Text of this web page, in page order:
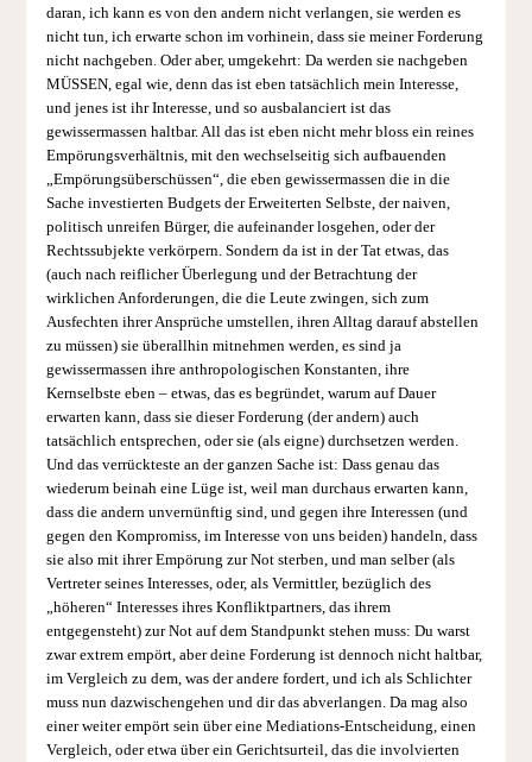
daran, ich kann es von den andern nicht verlangen, sie werden es
nicht tun, ich erwarte schon im vorhinein, dass sie meiner Forderung
nicht nachgeben. Oder aber, umgekehrt: Da werden sie nachgeben
MÜSSEN, egal wie, denn das ist eben tatsächlich mein Interesse,
und jenes ist ihr Interesse, und so ausbalanciert ist das
gewissermassen haltbar. All das ist eben nicht mehr bloss ein reines
Empörungsverhältnis, mit den wechselseitig sich aufbauenden
„Empörungsüberschüssen“, die eben gewissermassen die in die
Sache investierten Budgets der Erweiterten Selbste, der naiven,
politisch unreifen Bürger, die aufeinander losgehen, oder der
Rechtssubjekte verkörpern. Sondern da ist in der Tat etwas, das
(auch nach reiflicher Überlegung und der Betrachtung der
wirklichen Anforderungen, die die Leute zwingen, sich zum
Ausfechten ihrer Ansprüche umstellen, ihren Alltag darauf abstellen
zu müssen) sie überallhin mitnehmen werden, es sind ja
gewissermassen ihre anthropologischen Konstanten, ihre
Kernselbste eben – etwas, das es begründet, warum auf Dauer
erwarten kann, dass sie dieser Forderung (der andern) auch
tatsächlich entsprechen, oder sie (als eigne) durchsetzen werden.
Und das verrückteste an der ganzen Sache ist: Dass genau das
wiederum beinah eine Lüge ist, weil man durchaus erwarten kann,
dass die andern unvernünftig sind, und gegen ihre Interessen (und
gegen den Kompromiss, im Interesse von uns beiden) handeln, dass
sie also mit ihrer Empörung zur Not sterben, und man selber (als
Vertreter seines Interesses, oder, als Vermittler, bezüglich des
„höheren“ Interesses ihres Konfliktpartners, das ihrem
entgegensteht) zur Not auf dem Standpunkt stehen muss: Du warst
zwar extrem empört, aber deine Forderung ist dennoch nicht haltbar,
im Vergleich zu dem, was der andere fordert, und ich als Schlichter
muss nun dazwischengehen und dir das abverlangen. Da mag also
einer weiter empört sein über eine Mediations-Entscheidung, einen
Vergleich, oder etwa über ein Gerichtsurteil, das die involvierten